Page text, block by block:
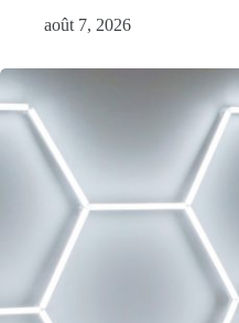
août 7, 2026